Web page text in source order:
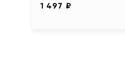
1 497 ₽